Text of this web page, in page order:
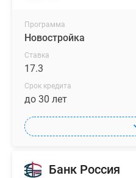
Программа
Новостройка
Ставка
17.3
Срок кредита
до 30 лет
Банк Россия